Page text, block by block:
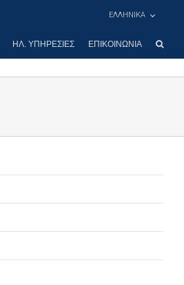
ΕΛΛΗΝΙΚΑ
ΗΛ. ΥΠΗΡΕΣΊΕΣ ΕΠΙΚΟΙΝΩΝΊΑ